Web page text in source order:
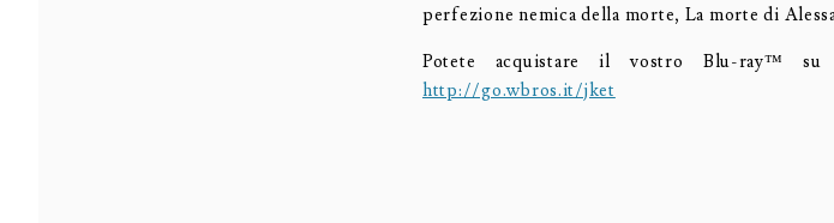
perfezione nemica della morte, La morte di
Potete acquistare il vostro Blu-ray™ su
http://go.wbros.it/jket